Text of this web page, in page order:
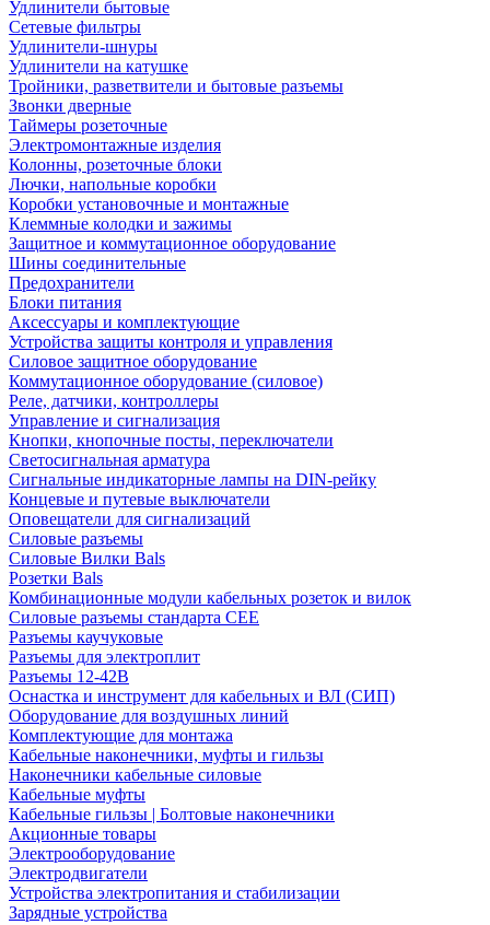
Удлинители бытовые
Сетевые фильтры
Удлинители-шнуры
Удлинители на катушке
Тройники, разветвители и бытовые разъемы
Звонки дверные
Таймеры розеточные
Электромонтажные изделия
Колонны, розеточные блоки
Лючки, напольные коробки
Коробки установочные и монтажные
Клеммные колодки и зажимы
Защитное и коммутационное оборудование
Шины соединительные
Предохранители
Блоки питания
Аксессуары и комплектующие
Устройства защиты контроля и управления
Силовое защитное оборудование
Коммутационное оборудование (силовое)
Реле, датчики, контроллеры
Управление и сигнализация
Кнопки, кнопочные посты, переключатели
Светосигнальная арматура
Сигнальные индикаторные лампы на DIN-рейку
Концевые и путевые выключатели
Оповещатели для сигнализаций
Силовые разъемы
Силовые Вилки Bals
Розетки Bals
Комбинационные модули кабельных розеток и вилок
Силовые разъемы стандарта CEE
Разъемы каучуковые
Разъемы для электроплит
Разъемы 12-42В
Оснастка и инструмент для кабельных и ВЛ (СИП)
Оборудование для воздушных линий
Комплектующие для монтажа
Кабельные наконечники, муфты и гильзы
Наконечники кабельные силовые
Кабельные муфты
Кабельные гильзы | Болтовые наконечники
Акционные товары
Электрооборудование
Электродвигатели
Устройства электропитания и стабилизации
Зарядные устройства